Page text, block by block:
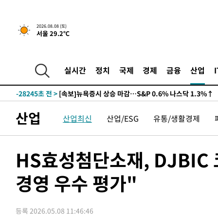
2026.08.08 (토)
서울 29.2℃
실시간 정치 국제 경제 금융 산업
-28245초 전 > [속보]뉴욕증시 상승 마감…S&P 0.6% 나스닥 1.3%↑
산업 산업최신 산업/ESG 유통/생활경제
HS효성첨단소재,
경영 우수 평가"
등록 2026.05.08 11:46:46